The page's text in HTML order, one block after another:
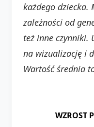
każdego dziecka.
zależności od
też inne czynniki.
na wizualizację i
Wartość średnia
WZROST